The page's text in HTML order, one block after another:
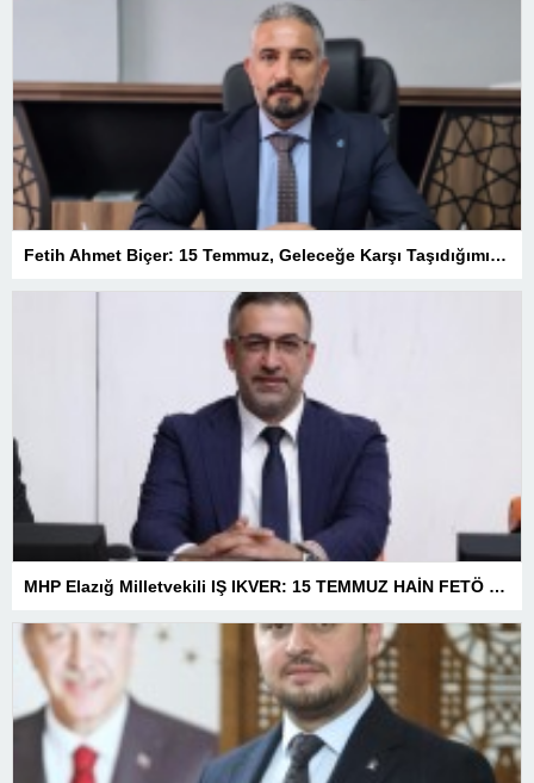
Fetih Ahmet Biçer: 15 Temmuz, Geleceğe Karşı Taşıdığımız Sorumluluğu Hatırlatan Bir Milattır
MHP Elazığ Milletvekili IŞ IKVER: 15 TEMMUZ HAİN FETÖ KALKIŞMASI TÜRKİYE’Yİ İŞGAL GİRİŞİMİDİR